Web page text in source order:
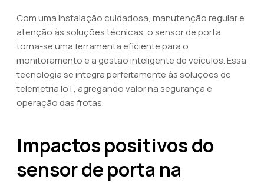
Com uma instalação cuidadosa, manutenção regular e
atenção às soluções técnicas, o sensor de porta
torna-se uma ferramenta eficiente para o
monitoramento e a gestão inteligente de veículos. Essa
tecnologia se integra perfeitamente às soluções de
telemetria IoT, agregando valor na segurança e
operação das frotas.
Impactos positivos do
sensor de porta na